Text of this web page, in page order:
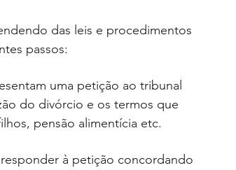
das leis e procedimentos
passos:
uma petição ao tribunal
do divórcio e os termos que
pensão alimentícia etc.
à petição concordando